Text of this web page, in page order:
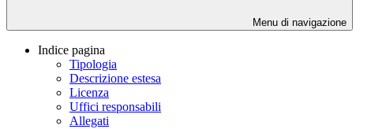
Menu di navigazione
Indice pagina
Tipologia
Descrizione estesa
Licenza
Uffici responsabili
Allegati